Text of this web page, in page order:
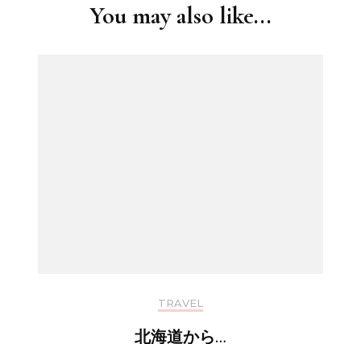
You may also like...
TRAVEL
北海道から…